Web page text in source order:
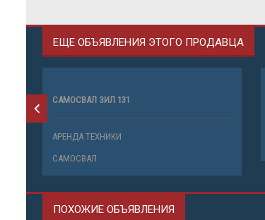
ЕЩЕ ОБЪЯВЛЕНИЯ ЭТОГО ПРОДАВЦА
САМОСВАЛ ЗИЛ 131
АРЕНДА ТЕХНИКИ
САМОСВАЛ
ПОХОЖИЕ ОБЪЯВЛЕНИЯ